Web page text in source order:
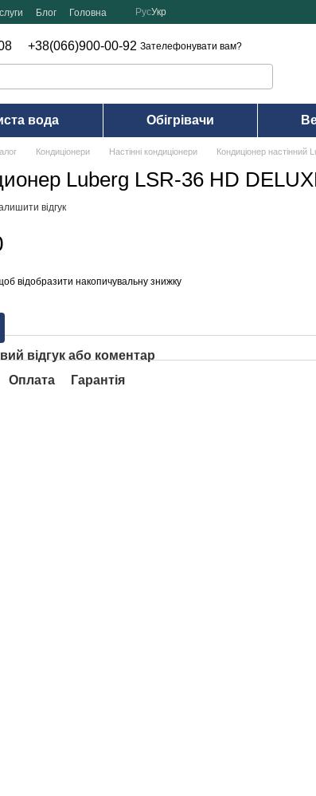
Блог Головна РусУкр
+38(066)900-00-92 Зателефонувати вам?
вода Обігрівачи
Кондиціонери Настінні кондиціонери Кондиціонер настінний
Luberg LSR-36 HD
відгук
відобразити накопичувальну знижку
відгук або коментар
Оплата Гарантія